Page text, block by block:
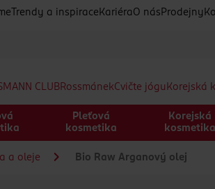
Trendy a inspirace Kariéra O nás Prodejny
CLUBRossmánekCvičte jógu Korejská
Pleťová
kosmetika
Korejská
kosmetika
a oleje Bio Raw Arganový olej